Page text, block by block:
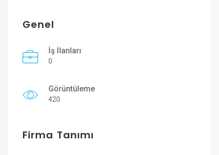
Genel
İş İlanları
0
Görüntüleme
420
Firma Tanımı